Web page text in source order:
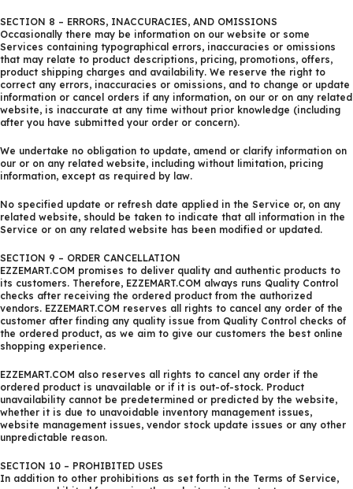
SECTION 8 – ERRORS, INACCURACIES, AND OMISSIONS
Occasionally there may be information on our website or some
Services containing typographical errors, inaccuracies or omissions
that may relate to product descriptions, pricing, promotions, offers,
product shipping charges and availability. We reserve the right to
correct any errors, inaccuracies or omissions, and to change or update
information or cancel orders if any information, on our or on any related
website, is inaccurate at any time without prior knowledge (including
after you have submitted your order or concern).
We undertake no obligation to update, amend or clarify information on
our or on any related website, including without limitation, pricing
information, except as required by law.
No specified update or refresh date applied in the Service or, on any
related website, should be taken to indicate that all information in the
Service or on any related website has been modified or updated.
SECTION 9 – ORDER CANCELLATION
EZZEMART.COM promises to deliver quality and authentic products to
its customers. Therefore, EZZEMART.COM always runs Quality Control
checks after receiving the ordered product from the authorized
vendors. EZZEMART.COM reserves all rights to cancel any order of the
customer after finding any quality issue from Quality Control checks of
the ordered product, as we aim to give our customers the best online
shopping experience.
EZZEMART.COM also reserves all rights to cancel any order if the
ordered product is unavailable or if it is out-of-stock. Product
unavailability cannot be predetermined or predicted by the website,
whether it is due to unavoidable inventory management issues,
website management issues, vendor stock update issues or any other
unpredictable reason.
SECTION 10 – PROHIBITED USES
In addition to other prohibitions as set forth in the Terms of Service,